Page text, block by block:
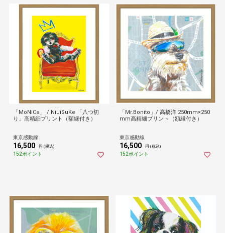
「MoNiCa」 / NiJi$uKe 「八つ切
り」高精細プリント（額縁付き）
東京感動線
16,500 円 (税込)
152ポイント
「Mr.Bonito」/ 高橋洋 250mm×250
mm高精細プリント（額縁付き）
東京感動線
16,500 円 (税込)
152ポイント